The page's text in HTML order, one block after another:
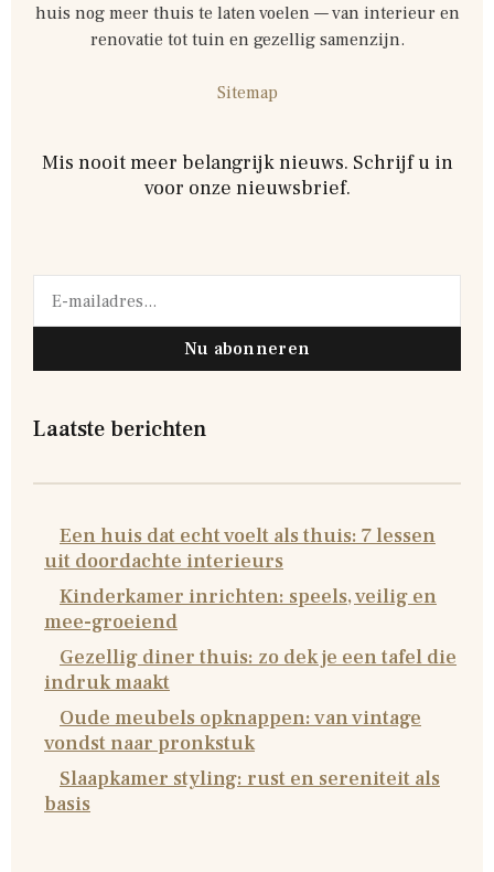
huis nog meer thuis te laten voelen — van interieur en
renovatie tot tuin en gezellig samenzijn.
Sitemap
Mis nooit meer belangrijk nieuws. Schrijf u in
voor onze nieuwsbrief.
Nu abonneren
Laatste berichten
Een huis dat echt voelt als thuis: 7 lessen
uit doordachte interieurs
Kinderkamer inrichten: speels, veilig en
mee-groeiend
Gezellig diner thuis: zo dek je een tafel die
indruk maakt
Oude meubels opknappen: van vintage
vondst naar pronkstuk
Slaapkamer styling: rust en sereniteit als
basis